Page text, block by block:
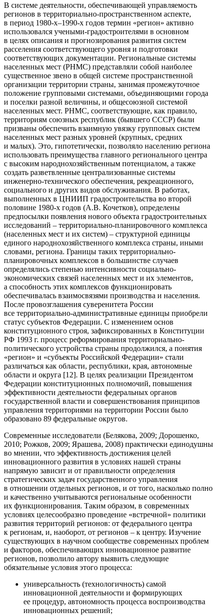
В системе деятельности, обеспечивающей управляемость
регионов в территориально-пространственном аспекте,
в период 1980-х–1990-х годов термин «регион» активно
использовался учеными-градостроителями в основном
в целях описания и прогнозирования развития систем
расселения соответствующего уровня и подготовки
соответствующих документации. Региональные системы
населенных мест (РНМС) представляли собой наиболее
существенное звено в общей системе пространственной
организации территории страны, занимая промежуточное
положение групповыми системами, объединяющими города
и поселки разной величины, и общесоюзной системой
населенных мест. РНМС, соответствующие, как правило,
территориям союзных республик (бывшего СССР) были
призваны обеспечить взаимную увязку групповых систем
населенных мест разных уровней (крупных, средних
и малых). Это, гипотетически, позволяло населению региона
использовать преимущества главного регионального центра
с высоким народнохозяйственным потенциалом, а также
создать разветвленные централизованные системы
инженерно-технического обеспечения, рекреационного,
социального и других видов обслуживания. В работах,
выполненных в ЦНИИП градостроительства во второй
половине 1980-х годов (А.В. Кочетков), определены
предпосылки появления нового объекта градостроительных
исследований – территориально-планировочного комплекса
(населенных мест и их систем) – структурной единицы
единого народнохозяйственного комплекса страны, иными
словами, региона. Границы таких территориально-
планировочных комплексов в большинстве случаев
определялись степенью интенсивности социально-
экономических связей населенных мест и их элементов,
а способность этих комплексов функционировать
обеспечивалась взаимосвязями производства и населения.
После провозглашения суверенитета России
все территориально-административные единицы приобрели
статус субъектов Федерации. С изменением основ
конституционного строя, зафиксированных в Конституции
РФ 1993 г. процесс реформирования территориально-
политического устройства страны продолжился, а понятия
«регион» и «субъекты Российской Федерации» стали
различаться как области, республики, края, автономные
области и округа [12]. В целях реализации Президентом
Федерации конституционных полномочий, повышения
эффективности деятельности федеральных органов
государственной власти и совершенствования принципов
управления территориями на территории России было
образовано 89 федеральные округов.
Современные исследователи (Белякова, 2009; Дорошенко,
2010; Рожков, 2009; Ярашева, 2008) практически единодушны
во мнении, что эффективность достижения целей
инновационного развития в условиях нашей страны
напрямую зависит и от правильности определения
стратегических задач государственного управления
в отношении отдельных регионов, и от того, насколько полно
и качественно учитываются региональные особенности
их функционирования. Таким образом, в современных
условиях целесообразно проведение «встречной» политики
развития территорий регионов: от федерального центра
к регионам, и, наоборот, от регионов – к центру. Изучение
существующих в научном сообществе современных проблем
и факторов, обеспечивающих инновационное развитие
регионов, позволило автору выявить следующие
обязательные условия этого процесса:
универсальность (технологичность) самой
инновационной деятельности и формирующих
ее процедур, автономность процесса воспроизводства
инновационных решений;